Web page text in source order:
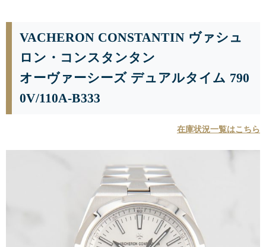
VACHERON CONSTANTIN ヴァシュ
ロン・コンスタンタン
オーヴァーシーズ デュアルタイム 790
0V/110A-B333
在庫状況一覧はこちら